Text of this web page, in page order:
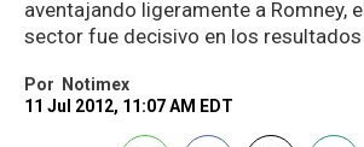
aventajando ligeramente a Romney,
sector fue decisivo en los
Por
Notimex
11 Jul 2012, 11:07 AM EDT